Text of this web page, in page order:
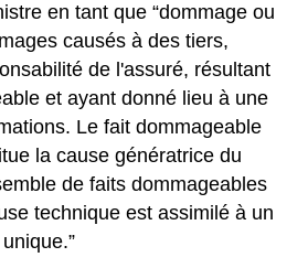
en tant que “dommage ou
causés à des tiers,
de l'assuré, résultant
et ayant donné lieu à une
Le fait dommageable
la cause génératrice du
de faits dommageables
technique est assimilé à un